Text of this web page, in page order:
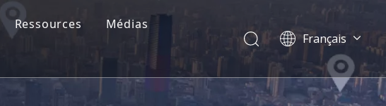
Ressources
Médias
Français
Dansk
norsk språk
한국어